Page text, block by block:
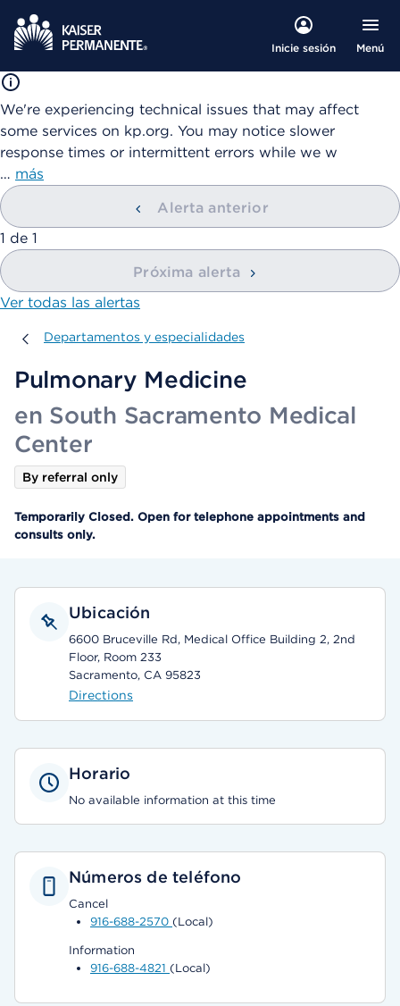
Inicie sesión Menú
We're experiencing technical issues that may affect
some services on kp.org. You may notice slower
response times or intermittent errors while we w
… más
Alerta anterior
mostrando
1 de 1
Próxima alerta
Ver todas las alertas
Departamentos y especialidades
Departamentos y especialidades
Pulmonary Medicine
en South Sacramento Medical
Center
By referral only
Temporarily Closed. Open for telephone appointments and
consults only.
Ubicación
6600 Bruceville Rd, Medical Office Building 2, 2nd
Floor, Room 233
Sacramento, CA 95823
Directions
Horario
No available information at this time
Números de teléfono
Cancel
916-688-2570 (Local)
Information
916-688-4821 (Local)